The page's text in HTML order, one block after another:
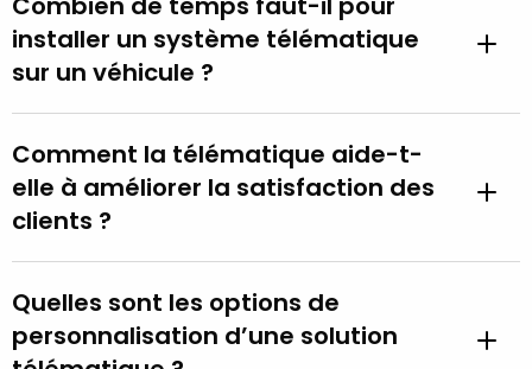
installer un système télématique
sur un véhicule ?
Comment la télématique aide-t-
elle à améliorer la satisfaction des
clients ?
Quelles sont les options de
personnalisation d’une solution